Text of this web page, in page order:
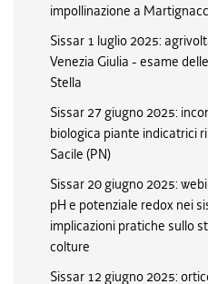
impollinazione a
Sissar 1 luglio 2025:
Venezia Giulia - esame
Stella
Sissar 27 giugno 2025:
biologica piante indicatrici
Sacile (PN)
Sissar 20 giugno 2025:
pH e potenziale redox nei
implicazioni pratiche sullo
colture
Sissar 12 giugno 2025: